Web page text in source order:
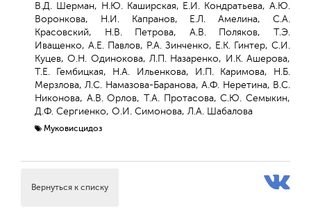
В.Д. Шерман, Н.Ю. Каширская, Е.И. Кондратьева, А.Ю.
Воронкова, Н.И. Капранов, Е.Л. Амелина, С.А.
Красовский, Н.В. Петрова, А.В. Поляков, Т.Э.
Иващенко, А.Е. Павлов, Р.А. Зинченко, Е.К. Гинтер, С.И.
Куцев, О.Н. Одинокова, Л.П. Назаренко, И.К. Ашерова,
Т.Е. Гембицкая, Н.А. Ильенкова, И.П. Каримова, Н.Б.
Мерзлова, Л.С. Намазова-Баранова, А.Ф. Неретина, В.С.
Никонова, А.В. Орлов, Т.А. Протасова, С.Ю. Семыкин,
Д.Ф. Сергиенко, О.И. Симонова, Л.А. Шабалова
Муковисцидоз
Вернуться к списку